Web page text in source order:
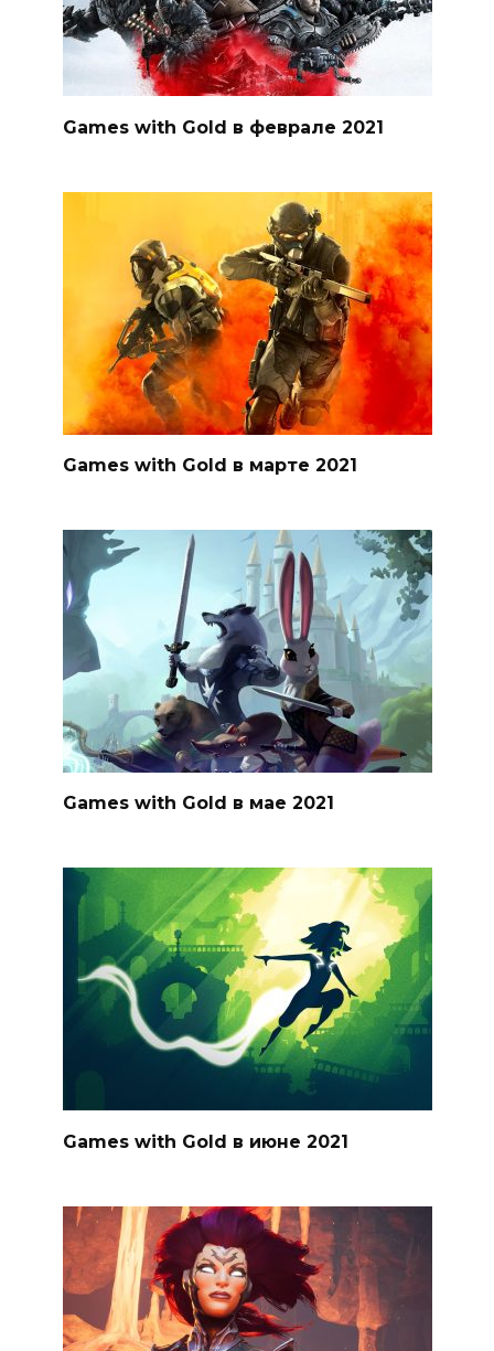
Games with Gold в феврале 2021
Games with Gold в марте 2021
Games with Gold в мае 2021
Games with Gold в июне 2021